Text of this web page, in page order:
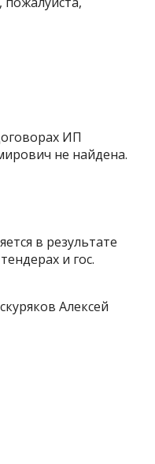
ИП
не найдена.
в результате
и гос.
Алексей